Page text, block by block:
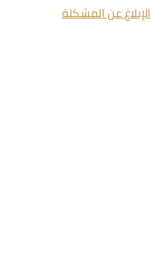
الإبلاغ عن المشكلة